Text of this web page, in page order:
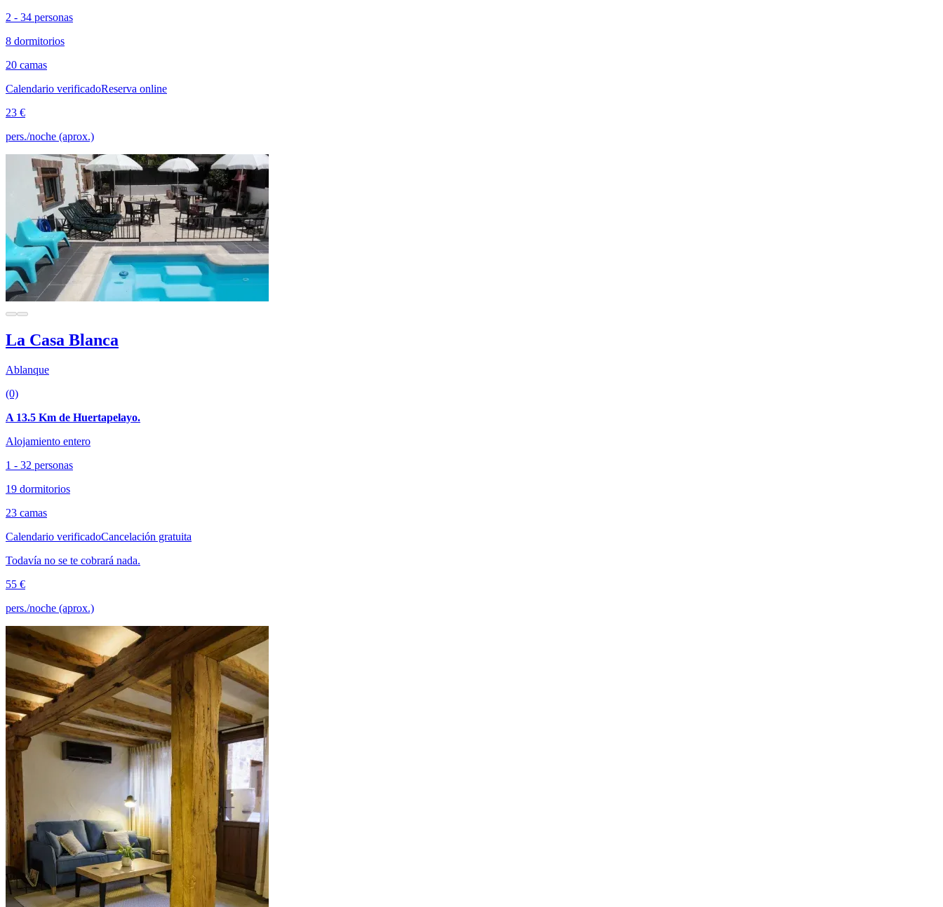
2 - 34 personas
8 dormitorios
20 camas
Calendario verificadoReserva online
23 €
pers./noche (aprox.)
La Casa Blanca
Ablanque
(0)
A 13.5 Km de Huertapelayo.
Alojamiento entero
1 - 32 personas
19 dormitorios
23 camas
Calendario verificadoCancelación gratuita
Todavía no se te cobrará nada.
55 €
pers./noche (aprox.)